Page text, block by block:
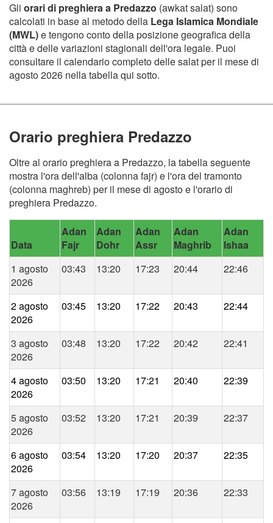
Gli orari di preghiera a Predazzo (awkat salat) sono
calcolati in base al metodo della Lega Islamica Mondiale
(MWL)e tengono conto della posizione geografica della
città e delle variazioni stagionali dell'ora legale. Puoi
consultare il calendario completo delle salat per il mese di
agosto 2026 nella tabella qui sotto.
Orario preghiera Predazzo
Oltre al orario preghiera a Predazzo, la tabella seguente
mostra l'ora dell'alba (colonna fajr) e l'ora del tramonto
(colonna maghreb) per il mese di agosto e l'orario di
preghiera Predazzo.
Data
Adan
Fajr
Adan
Dohr
Adan
Assr
Adan
Maghrib
Adan
Ishaa
1 agosto
2026
03:43 13:20 17:23 20:44 22:46
2 agosto
2026
03:45 13:20 17:22 20:43 22:44
3 agosto
2026
03:48 13:20 17:22 20:42 22:41
4 agosto
2026
03:50 13:20 17:21 20:40 22:39
5 agosto
2026
03:52 13:20 17:21 20:39 22:37
6 agosto
2026
03:54 13:20 17:20 20:37 22:35
7 agosto
2026
03:56 13:19 17:19 20:36 22:33